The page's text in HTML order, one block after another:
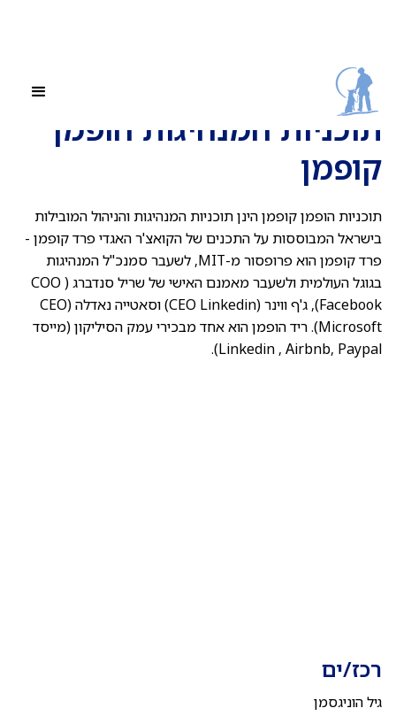
תוכניות המנהיגות הופמן
קופמן
תוכניות הופמן קופמן הינן תוכניות המנהיגות והניהול המובילות
בישראל המבוססות על התכנים של הקואצ'ר האגדי פרד קופמן -
פרד קופמן הוא פרופסור מ-MIT, לשעבר סמנכ"ל המנהיגות
בגוגל העולמית ולשעבר מאמנם האישי של שריל סנדברג ( COO
Facebook), ג'ף ווינר (CEO Linkedin) וסאטייה נאדלה (CEO
Microsoft). ריד הופמן הוא אחד מבכירי עמק הסיליקון (מייסד
Linkedin , Airbnb, Paypal).
רכז/ים
גיל הוניגסמן